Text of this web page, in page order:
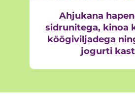
Ahjukana
sidrunitega, kinoa
köögiviljadega
jogurti